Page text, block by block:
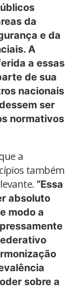
da
e da
A
a essas
de sua
nacionais
ser
normativos
a
também
“Essa
absoluto
modo a
sobre a